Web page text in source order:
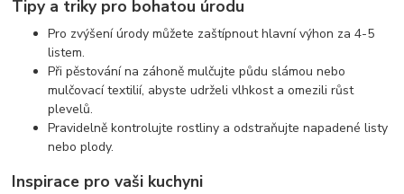
Tipy a triky pro bohatou úrodu
Pro zvýšení úrody můžete zaštípnout hlavní výhon za 4-5
listem.
Při pěstování na záhoně mulčujte půdu slámou nebo
mulčovací textilií, abyste udrželi vlhkost a omezili růst
plevelů.
Pravidelně kontrolujte rostliny a odstraňujte napadené listy
nebo plody.
Inspirace pro vaši kuchyni